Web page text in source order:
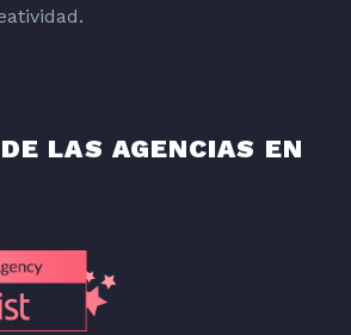
LAS AGENCIAS EN